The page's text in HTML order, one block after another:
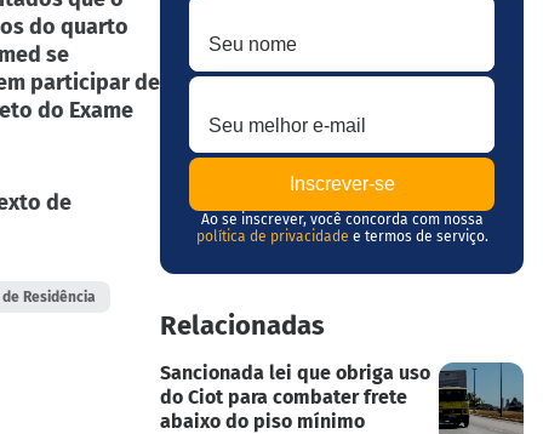
do quarto
se
participar de
do Exame
de
Residência
Seu nome
Seu melhor e-mail
Ao se inscrever, você concorda com nossa
política de privacidade e termos de serviço.
Relacionadas
Sancionada lei que obriga uso
do Ciot para combater frete
abaixo do piso mínimo